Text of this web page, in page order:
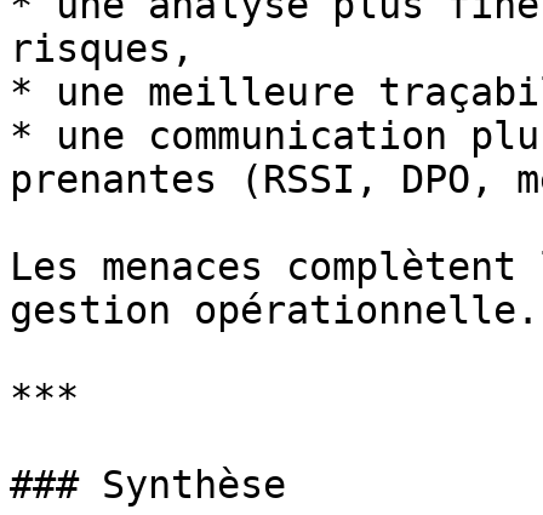
risques,
* une meilleure
* une communication
prenantes (RSSI, DPO,
Les menaces
gestion opérationnelle.
***
### Synthèse